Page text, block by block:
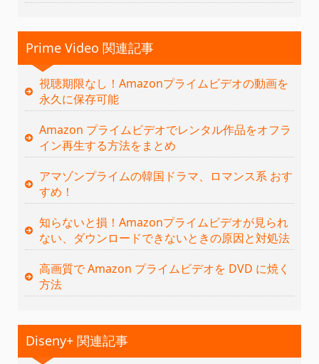
Prime Video 関連記事
視聴期限なし！Amazonプライムビデオの動画を
永久に保存可能
Amazon プライムビデオでレンタル作品をオフラ
イン再生する方法をまとめ
アマゾンプライムの韓国ドラマ、ロマンス系 おす
すめ！
知らないと損！Amazonプライムビデオが見られ
ない、ダウンロードできないときの原因と対処法
高画質で Amazon プライムビデオを DVD に焼く
方法
Diseny+ 関連記事